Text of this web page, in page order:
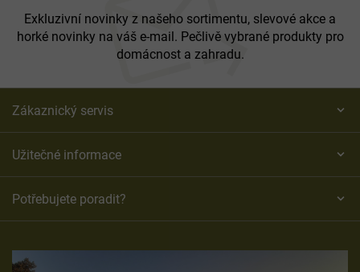
Exkluzivní novinky z našeho sortimentu, slevové akce a
horké novinky na váš e-mail. Pečlivě vybrané produkty pro
domácnost a zahradu.
Zákaznický servis
Užitečné informace
Potřebujete poradit?